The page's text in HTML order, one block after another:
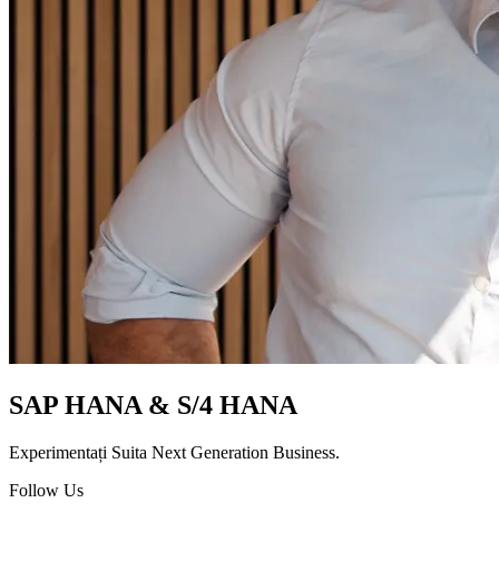
SAP HANA & S/4 HANA
Experimentați Suita Next Generation Business.
Follow Us